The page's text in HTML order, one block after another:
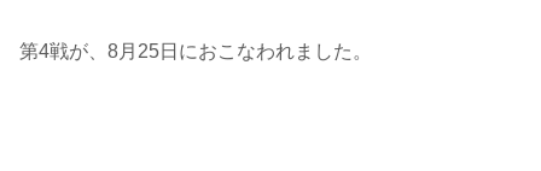
第4戦が、8月25日におこなわれました。